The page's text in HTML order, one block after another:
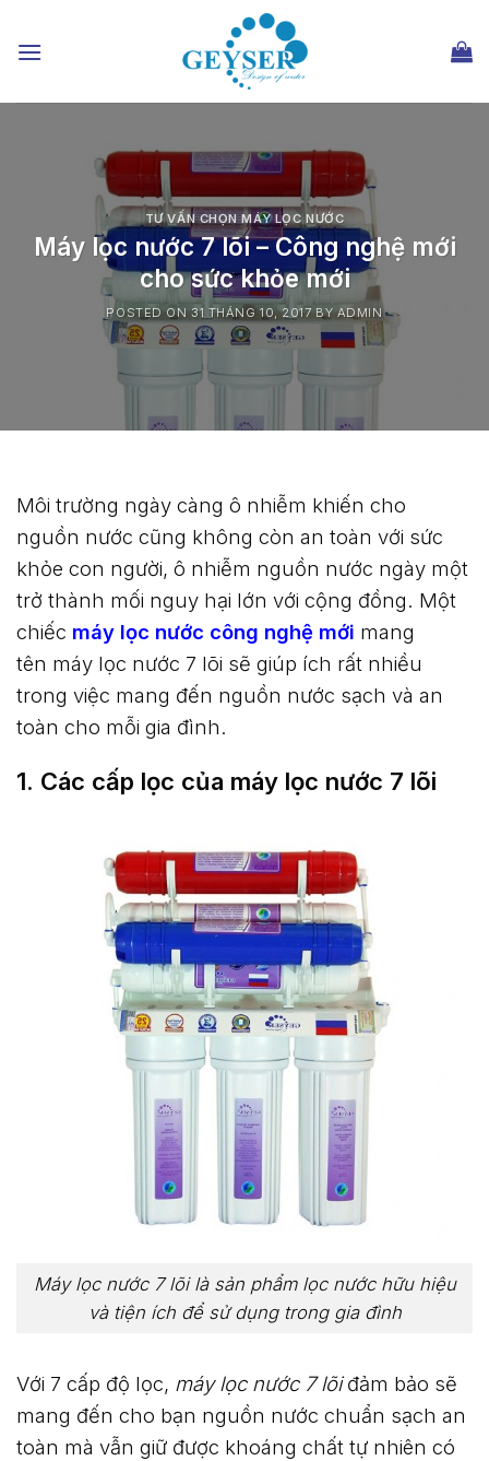
đến
nội
TƯ VẤN CHỌN MÁY LỌC NƯỚC
Máy lọc nước 7 lõi – Công nghệ mới
cho sức khỏe mới
POSTED ON31 THÁNG 10, 2017 BYADMIN
Môi trường ngày càng ô nhiễm khiến cho
nguồn nước cũng không còn an toàn với sức
khỏe con người, ô nhiễm nguồn nước ngày một
trở thành mối nguy hại lớn với cộng đồng. Một
chiếc máy lọc nước công nghệ mới mang
tên máy lọc nước 7 lõi sẽ giúp ích rất nhiều
trong việc mang đến nguồn nước sạch và an
toàn cho mỗi gia đình.
1. Các cấp lọc của máy lọc nước 7 lõi
Máy lọc nước 7 lõi là sản phẩm lọc nước hữu hiệu
và tiện ích để sử dụng trong gia đình
Với 7 cấp độ lọc, máy lọc nước 7 lõiđảm bảo sẽ
mang đến cho bạn nguồn nước chuẩn sạch an
toàn mà vẫn giữ được khoáng chất tự nhiên có